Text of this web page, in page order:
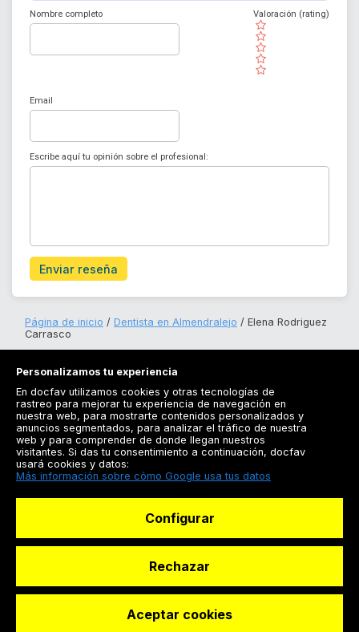
Nombre completo
( )
( )
( )
( )
( )
Valoración (rating)
Email
Escribe aquí tu opinión sobre el profesional:
Enviar reseña
Página de inicio Dentista en Almendralejo
Elena Rodriguez
Carrasco
Registrarse
Docfav
© Dashboard Technologies S.L
Personalizamos tu experiencia
En docfav utilizamos cookies y otras tecnologías de
rastreo para mejorar tu experiencia de navegación en
nuestra web, para mostrarte contenidos personalizados y
anuncios segmentados, para analizar el tráfico de nuestra
web y para comprender de donde llegan nuestros
visitantes. Si das tu consentimiento a continuación, docfav
usará cookies y datos:
Más información sobre cómo Google usa tus datos
Configurar
Rechazar
Aceptar cookies